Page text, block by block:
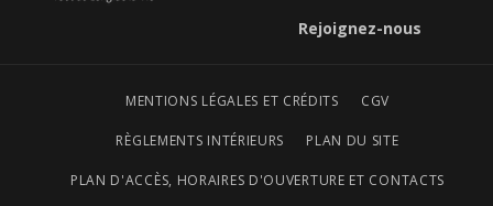
Rejoignez-nous
MENTIONS LÉGALES ET CRÉDITS CGV
RÈGLEMENTS INTÉRIEURS PLAN DU SITE
PLAN D'ACCÈS, HORAIRES D'OUVERTURE ET CONTACTS